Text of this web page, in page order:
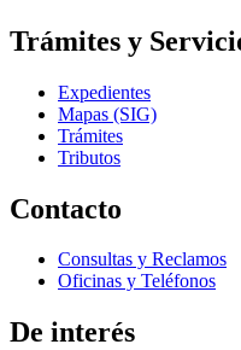
Trámites y
Expedientes
Mapas (SIG)
Trámites
Tributos
Contacto
Consultas y Reclamos
Oficinas y Teléfonos
De interés